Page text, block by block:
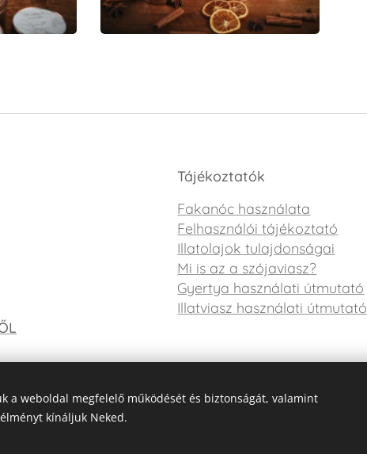
Tájékoztatók
Fakanóc használata
Felhasználói tájékoztató
Illatolajok tulajdonságai
Mi is az a szójaviasz?
Gyertya használati útmutató
Illatviasz használati útmutató
a weboldal megfelelő működését és biztonságát, valamint
kínáljuk Neked.